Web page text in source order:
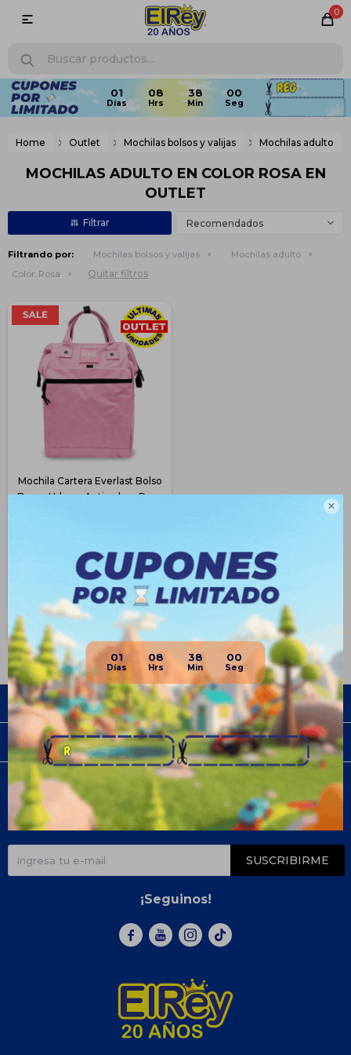

01 08 38 00
0

Home Outlet Mochilas bolsos y valijas Mochilas adulto
MOCHILAS ADULTO EN COLOR ROSA EN
OUTLET
Recomendados
Filtrando por: Mochilas bolsos y valijas
Mochilas adulto
Color: Rosa Quitar filtros
Mochila Cartera Everlast Bolso
Dama Urbana Antirrobo - Rosa
$ 474
$ 504
$ 534
Disponible Envío
Empresa
Compra
Newsletter
¡Suscribite y recibí todas nuestras novedades!
SUSCRIBIRME
¡Seguinos!
  